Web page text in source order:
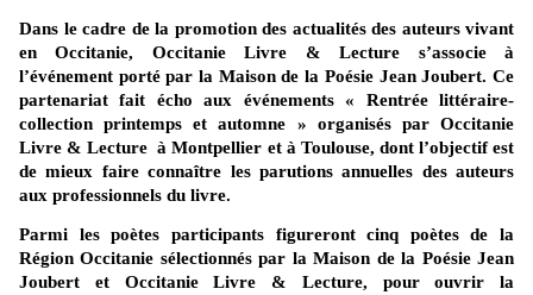
Dans le cadre de la promotion des actualités des auteurs vivant
en Occitanie, Occitanie Livre & Lecture s’associe à
l’événement porté par la Maison de la Poésie Jean Joubert. Ce
partenariat fait écho aux événements « Rentrée littéraire-
collection printemps et automne » organisés par Occitanie
Livre & Lecture à Montpellier et à Toulouse, dont l’objectif est
de mieux faire connaître les parutions annuelles des auteurs
aux professionnels du livre.
Parmi les poètes participants figureront cinq poètes de la
Région Occitanie sélectionnés par la Maison de la Poésie Jean
Joubert et Occitanie Livre & Lecture, pour ouvrir la